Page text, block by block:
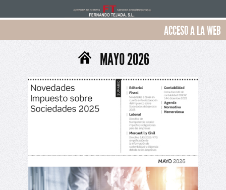
ACCESO A LA WEB
MAYO 2026